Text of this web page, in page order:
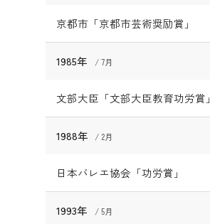
京都市「京都市芸術奨励賞」
1985年 7月
文部大臣「文部大臣教育功労賞」
1988年 2月
日本バレエ協会「功労賞」
1993年 5月